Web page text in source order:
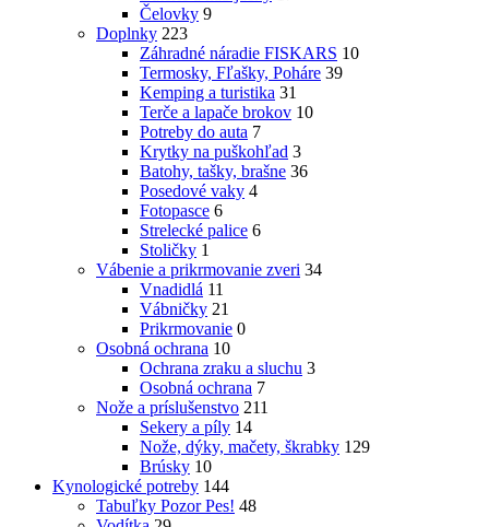
Čelovky 9
Doplnky 223
Záhradné náradie FISKARS 10
Termosky, Fľašky, Poháre 39
Kemping a turistika 31
Terče a lapače brokov 10
Potreby do auta 7
Krytky na puškohľad 3
Batohy, tašky, brašne 36
Posedové vaky 4
Fotopasce 6
Strelecké palice 6
Stoličky 1
Vábenie a prikrmovanie zveri 34
Vnadidlá 11
Vábničky 21
Prikrmovanie 0
Osobná ochrana 10
Ochrana zraku a sluchu 3
Osobná ochrana 7
Nože a príslušenstvo 211
Sekery a píly 14
Nože, dýky, mačety, škrabky 129
Brúsky 10
Kynologické potreby 144
Tabuľky Pozor Pes! 48